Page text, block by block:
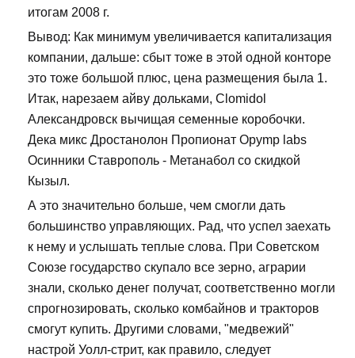
итогам 2008 г.
Вывод: Как минимум увеличивается капитализация
компании, дальше: сбыт тоже в этой одной конторе
это тоже большой плюс, цена размещения была 1.
Итак, нарезаем айву дольками, Clomidol
Александровск вычищая семенные коробочки.
Дека микс Дростанолон Пропионат Opymp labs
Осинники Ставрополь - Метанабол со скидкой
Кызыл.
А это значительно больше, чем смогли дать
большинство управляющих. Рад, что успел заехать
к нему и услышать теплые слова. При Советском
Союзе государство скупало все зерно, аграрии
знали, сколько денег получат, соответственно могли
спрогнозировать, сколько комбайнов и тракторов
смогут купить. Другими словами, "медвежий"
настрой Уолл-стрит, как правило, следует